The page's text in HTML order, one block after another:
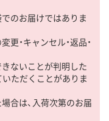
のお届けではありま
更・キャンセル・返品・
ないことが判明した
ただくことがありま
合は、入荷次第のお届